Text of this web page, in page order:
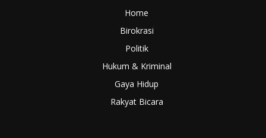
Home
Birokrasi
Politik
Hukum & Kriminal
Gaya Hidup
Rakyat Bicara